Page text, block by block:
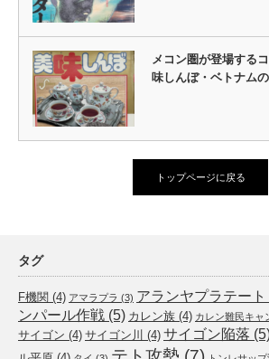
メコン圏が登場する
味しんぼ・ベトナム
トップページに戻る
タグ
F機関 (4) アマラプラ (3) アランヤプラテート
ンパール作戦 (5) カレン族 (4) カレン難民キャ
サイゴン (4) サイゴン川 (4) サイゴン陥落